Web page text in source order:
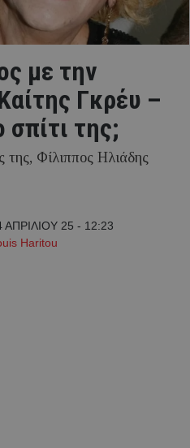
με την
Γκρέυ –
σπίτι της;
Φίλιππος Ηλιάδης
ΑΠΡΙΛΙΟΥ 25 - 12:23
Haritou